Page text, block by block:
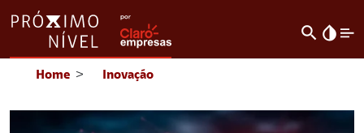
search invert_colors
Home > Inovação